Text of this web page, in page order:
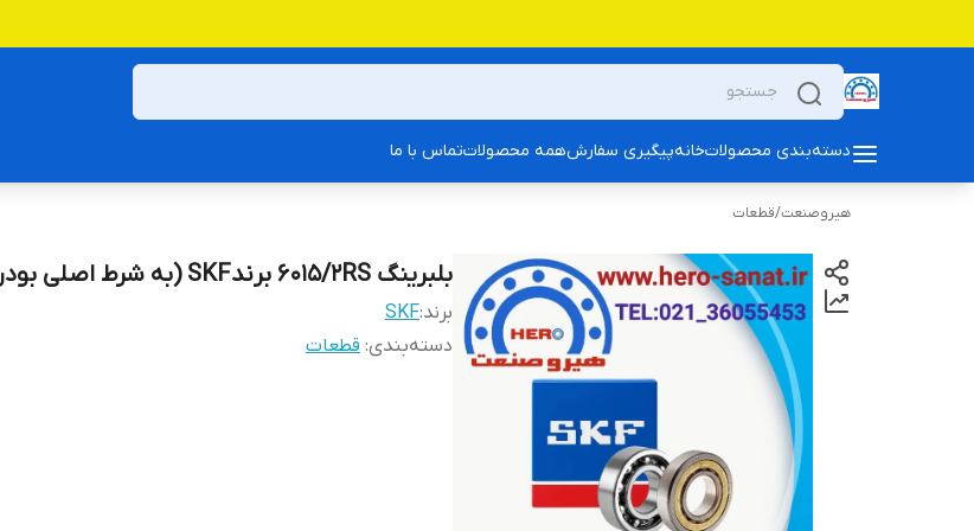
دسته‌بندی محصولاتخانهپیگیری سفارشهمه محصولاتتماس با ما
هیروصنعت/قطعات
بلبرینگ 6015/2RS برندSKF (به شرط اصلی بودن کالا)
برند:SKF
دسته‌بندی: قطعات